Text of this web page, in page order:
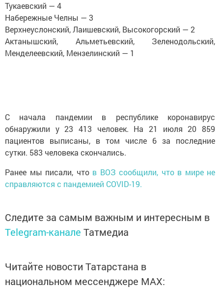
Тукаевский — 4
Набережные Челны — 3
Верхнеуслонский, Лаишевский, Высокогорский — 2
Актанышский, Альметьевский, Зеленодольский,
Менделеевский, Мензелинский — 1
С начала пандемии в республике коронавирус
обнаружили у 23 413 человек. На 21 июля 20 859
пациентов выписаны, в том числе 6 за последние
сутки. 583 человека скончались.
Ранее мы писали, что в ВОЗ сообщили, что в мире не
справляются с пандемией COVID-19.
Следите за самым важным и интересным в
Telegram-канале Татмедиа
Читайте новости Татарстана в
национальном мессенджере MАХ: